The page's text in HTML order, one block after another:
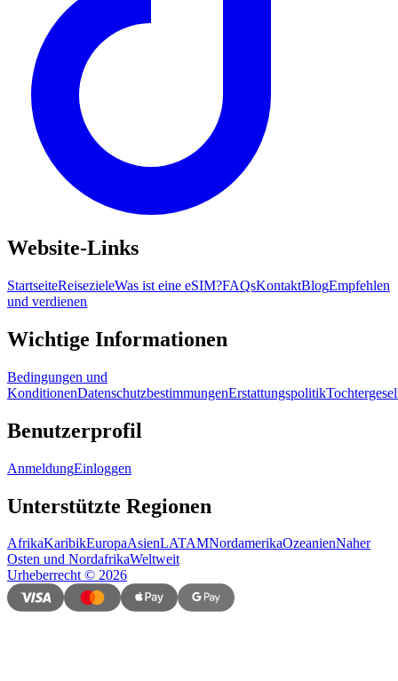
Website-Links
StartseiteReisezieleWas ist eine eSIM?FAQsKontaktBlogEmpfehlen
und verdienen
Wichtige Informationen
Bedingungen und
KonditionenDatenschutzbestimmungenErstattungspolitik
Benutzerprofil
AnmeldungEinloggen
Unterstützte Regionen
AfrikaKaribikEuropaAsienLATAMNordamerikaOzeanienNaher
Osten und NordafrikaWeltweit
Urheberrecht© 2026